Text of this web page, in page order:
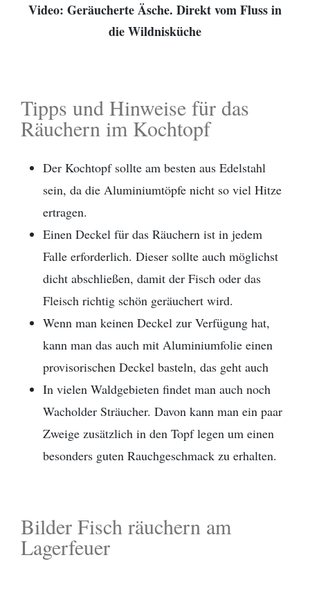
Video: Geräucherte Äsche. Direkt vom Fluss in
die Wildnisküche
Tipps und Hinweise für das
Räuchern im Kochtopf
Der Kochtopf sollte am besten aus Edelstahl
sein, da die Aluminiumtöpfe nicht so viel Hitze
ertragen.
Einen Deckel für das Räuchern ist in jedem
Falle erforderlich. Dieser sollte auch möglichst
dicht abschließen, damit der Fisch oder das
Fleisch richtig schön geräuchert wird.
Wenn man keinen Deckel zur Verfügung hat,
kann man das auch mit Aluminiumfolie einen
provisorischen Deckel basteln, das geht auch
In vielen Waldgebieten findet man auch noch
Wacholder Sträucher. Davon kann man ein paar
Zweige zusätzlich in den Topf legen um einen
besonders guten Rauchgeschmack zu erhalten.
Bilder Fisch räuchern am
Lagerfeuer